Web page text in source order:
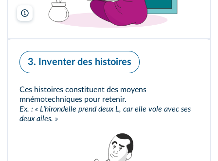
Freepik
3. Inventer des histoires
Ces histoires constituent des moyens
mnémotechniques pour retenir.
Ex. : « L'hirondelle prend deux L, car elle vole avec ses
deux ailes. »